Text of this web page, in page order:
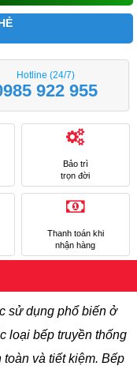
Hotline (24/7)
922 955
Bảo trì
trọn đời
Thanh toán khi
nhận hàng
sử dụng phổ biến ở
loại bếp truyền thống
và tiết kiệm. Bếp